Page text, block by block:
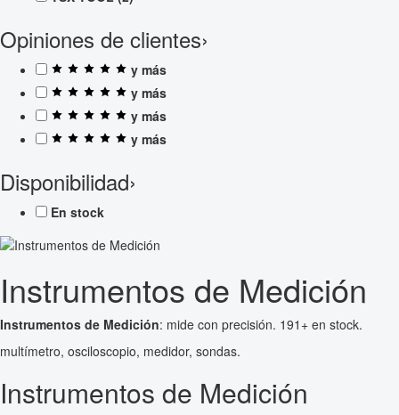
Opiniones de clientes›
y más
y más
y más
y más
Disponibilidad›
En stock
Instrumentos de Medición
Instrumentos de Medición: mide con precisión. 191+ en stock.
multímetro, osciloscopio, medidor, sondas.
Instrumentos de Medición